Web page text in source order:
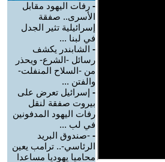
- رفات اليهود مقابل
الأسرى.. صفقة
إسرائيلية تثير الجدل
في لبنا ...
- الشابندر يكشف
رسائل -الشرع- ويحذر
من -السلاح المنفلت-
والفتن ...
- إسرائيل تعرض على
بيروت صفقة لنقل
رفات اليهود المدفونين
في لب ...
- -صندوق البريد
الرئاسي-.. ترامب يعين
محاميا يهوديا مساعدا